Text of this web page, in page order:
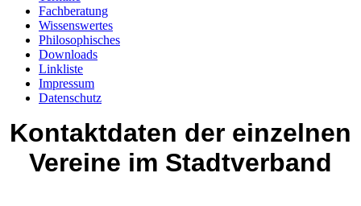
Fachberatung
Wissenswertes
Philosophisches
Downloads
Linkliste
Impressum
Datenschutz
Kontaktdaten der einzelnen
Vereine im Stadtverband